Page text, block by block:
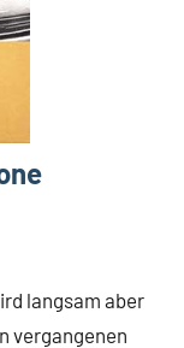
langsam aber
vergangenen